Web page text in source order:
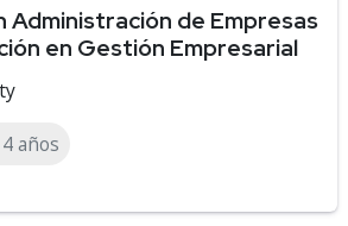
Administración de Empresas
en Gestión Empresarial
4 años